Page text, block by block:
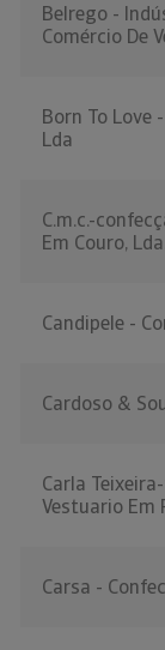
Belrego -
Comércio De
Born To Love
Lda
C.m.c.-
Em Couro, Lda.
Candipele -
Cardoso &
Carla
Vestuario Em
Carsa -